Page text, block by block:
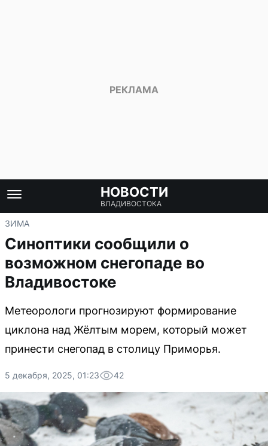
НОВОСТИ
ВЛАДИВОСТОКА
ЗИМА
Синоптики сообщили о
возможном снегопаде во
Владивостоке
Метеорологи прогнозируют формирование
циклона над Жёлтым морем, который может
принести снегопад в столицу Приморья.
5 декабря, 2025, 01:23 42